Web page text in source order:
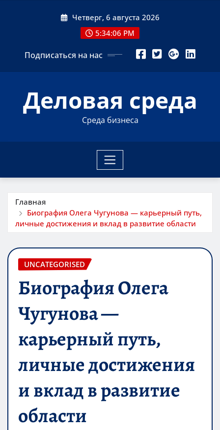
Четверг, 6 августа 2026
5:34:07 PM
Подписаться на нас
Деловая среда
Среда бизнеса
Главная
Биография Олега Чугунова — карьерный путь,
личные достижения и вклад в развитие области
UNCATEGORISED
Биография Олега
Чугунова —
карьерный путь,
личные достижения
и вклад в развитие
области